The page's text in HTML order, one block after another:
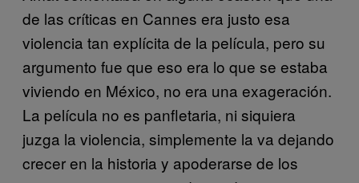
de las críticas en Cannes era justo esa
violencia tan explícita de la película, pero su
argumento fue que eso era lo que se estaba
viviendo en México, no era una exageración.
La película no es panfletaria, ni siquiera
juzga la violencia, simplemente la va dejando
crecer en la historia y apoderarse de los